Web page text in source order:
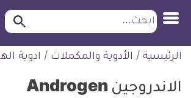
التخطي
للمحتوى
ابحث
الرئيسية / الأدوية والمكملات / ادوية
الاندروجين Androgen